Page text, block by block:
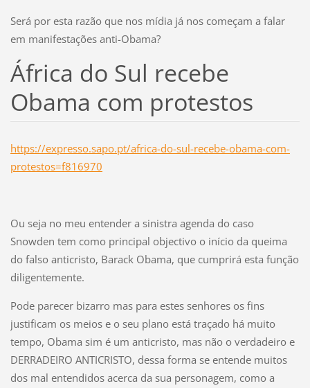
Será por esta razão que nos mídia já nos começam a falar
em manifestações anti-Obama?
África do Sul recebe
Obama com protestos
https://expresso.sapo.pt/africa-do-sul-recebe-obama-com-
protestos=f816970
Ou seja no meu entender a sinistra agenda do caso
Snowden tem como principal objectivo o início da queima
do falso anticristo, Barack Obama, que cumprirá esta função
diligentemente.
Pode parecer bizarro mas para estes senhores os fins
justificam os meios e o seu plano está traçado há muito
tempo, Obama sim é um anticristo, mas não o verdadeiro e
DERRADEIRO ANTICRISTO, dessa forma se entende muitos
dos mal entendidos acerca da sua personagem, como a